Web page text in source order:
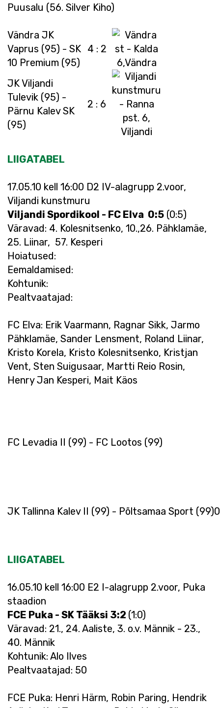
Puusalu (56. Silver Kiho)
Vändra JK
Vaprus (95) - SK
10 Premium (95)
4 : 2
JK Viljandi
Tulevik (95) -
Pärnu Kalev SK
(95)
2 : 6
LIIGATABEL
17.05.10 kell 16:00 D2 IV-alagrupp 2.voor,
Viljandi kunstmuru
Viljandi Spordikool - FC Elva 0:5 (0:5)
Väravad: 4. Kolesnitsenko, 10.,26. Pähklamäe,
25. Liinar, 57. Kesperi
Hoiatused:
Eemaldamised:
Kohtunik:
Pealtvaatajad:
FC Elva: Erik Vaarmann, Ragnar Sikk, Jarmo
Pähklamäe, Sander Lensment, Roland Liinar,
Kristo Korela, Kristo Kolesnitsenko, Kristjan
Vent, Sten Suigusaar, Martti Reio Rosin,
Henry Jan Kesperi, Mait Käos
FC Levadia II (99) - FC Lootos (99)
JK Tallinna Kalev II (99) - Põltsamaa Sport (99)
LIIGATABEL
16.05.10 kell 16:00 E2 I-alagrupp 2.voor, Puka
staadion
FCE Puka - SK Tääksi 3:2 (1:0)
Väravad: 21., 24. Aaliste, 3. o.v. Männik - 23.,
40. Männik
Kohtunik: Alo Ilves
Pealtvaatajad: 50
FCE Puka: Henri Härm, Robin Paring, Hendrik